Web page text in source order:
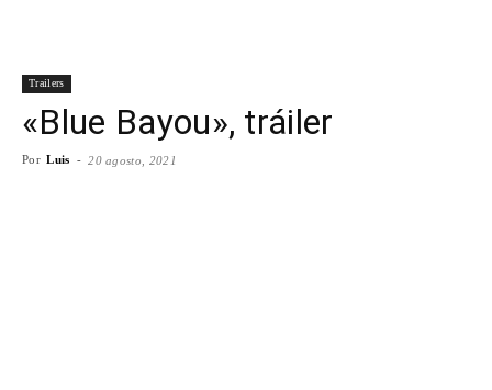
Trailers
«Blue Bayou», tráiler
Por Luis - 20 agosto, 2021